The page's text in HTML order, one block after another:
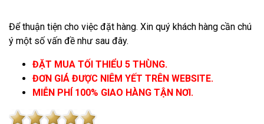
Để thuận tiện cho việc đặt hàng. Xin quý khách hàng cần chú
ý một số vấn đề như sau đây.
ĐẶT MUA TỐI THIỂU 5 THÙNG.
ĐƠN GIÁ ĐƯỢC NIÊM YẾT TRÊN WEBSITE.
MIỄN PHÍ 100% GIAO HÀNG TẬN NƠI.